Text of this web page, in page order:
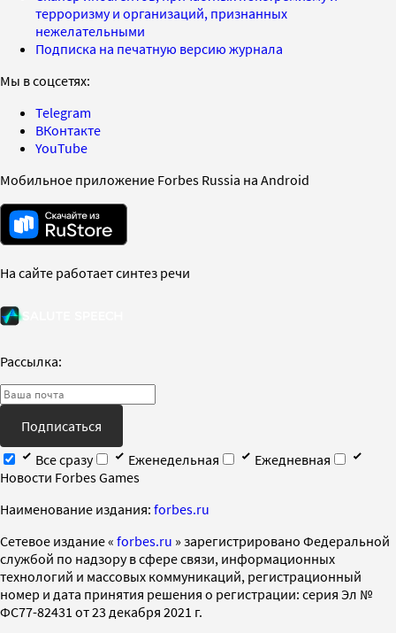
терроризму и организаций, признанных
нежелательными
Подписка на печатную версию журнала
Мы в соцсетях:
Telegram
ВКонтакте
YouTube
Мобильное приложение Forbes Russia на Android
На сайте работает синтез речи
Рассылка:
Подписаться
Все сразу
Еженедельная
Ежедневная
Новости Forbes Games
Наименование издания: forbes.ru
Cетевое издание « forbes.ru » зарегистрировано Федеральной
службой по надзору в сфере связи, информационных
технологий и массовых коммуникаций, регистрационный
номер и дата принятия решения о регистрации: серия Эл №
ФС77-82431 от 23 декабря 2021 г.